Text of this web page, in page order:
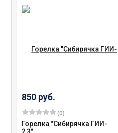
850 руб.
(0)
Горелка "Сибирячка ГИИ-